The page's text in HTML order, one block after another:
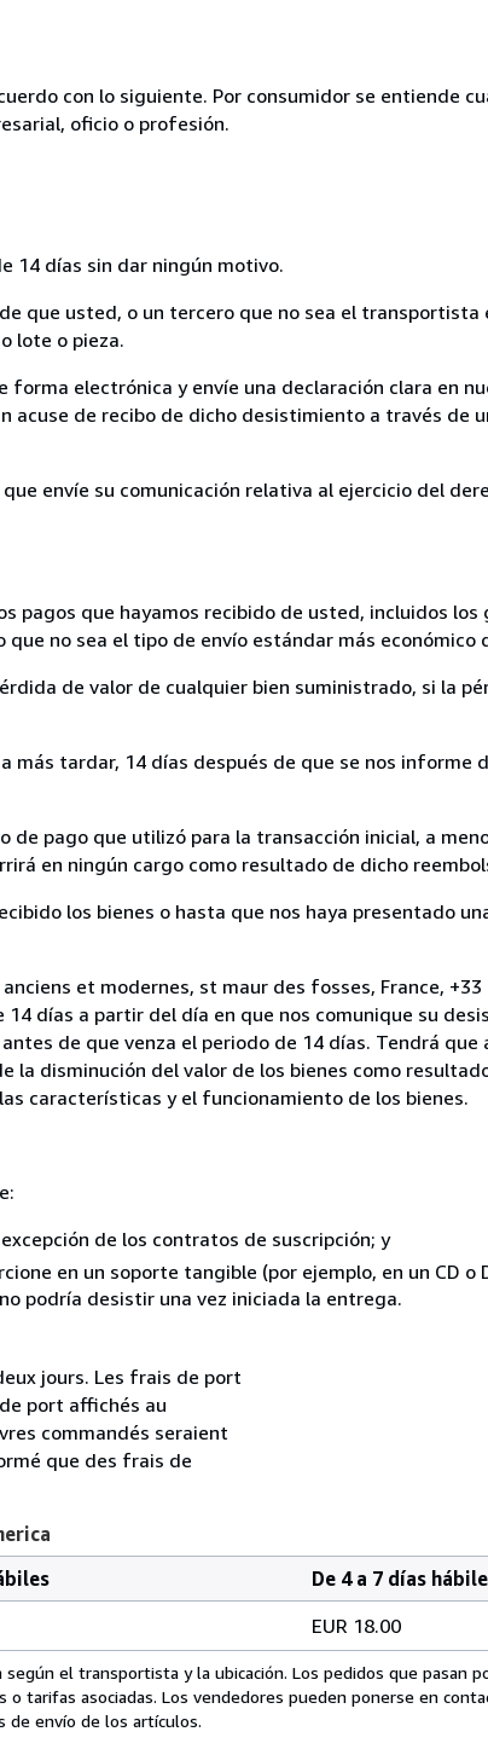
con lo siguiente. Por consumidor se entiende
oficio o profesión.
14 días sin dar ningún motivo.
que usted, o un tercero que no sea el transportista
lote o pieza.
electrónica y envíe una declaración clara en
acuse de recibo de dicho desistimiento a través de
envíe su comunicación relativa al ejercicio del
pagos que hayamos recibido de usted, incluidos los
no sea el tipo de envío estándar más económico
de valor de cualquier bien suministrado, si la
más tardar, 14 días después de que se nos informe
pago que utilizó para la transacción inicial, a
en ningún cargo como resultado de dicho
los bienes o hasta que nos haya presentado
et modernes, st maur des fosses, France,
14 días a partir del día en que nos comunique su
de que venza el periodo de 14 días. Tendrá
la disminución del valor de los bienes como
características y el funcionamiento de los bienes.
de los contratos de suscripción; y
en un soporte tangible (por ejemplo, en un CD o
podría desistir una vez iniciada la entrega.
jours. Les frais de port
port affichés au
commandés seraient
que des frais de
De 4 a 7 días
EUR 18.00
el transportista y la ubicación. Los pedidos que pasan
tarifas asociadas. Los vendedores pueden ponerse en
de envío de los artículos.